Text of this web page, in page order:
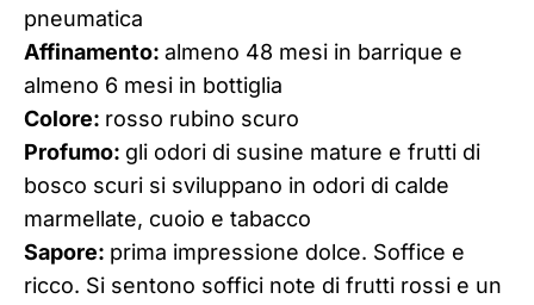
pneumatica
Affinamento: almeno 48 mesi in barrique e
almeno 6 mesi in bottiglia
Colore: rosso rubino scuro
Profumo: gli odori di susine mature e frutti di
bosco scuri si sviluppano in odori di calde
marmellate, cuoio e tabacco
Sapore: prima impressione dolce. Soffice e
ricco. Si sentono soffici note di frutti rossi e un